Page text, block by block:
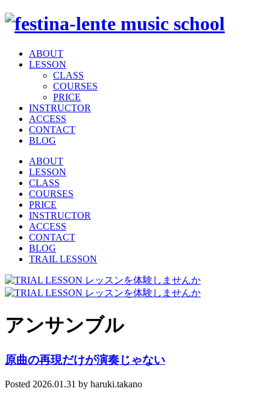
ABOUT
LESSON
CLASS
COURSES
PRICE
INSTRUCTOR
ACCESS
CONTACT
BLOG
ABOUT
LESSON
CLASS
COURSES
PRICE
INSTRUCTOR
ACCESS
CONTACT
BLOG
TRAIL LESSON
アンサンブル
原曲の再現だけが演奏じゃない
Posted 2026.01.31 by haruki.takano